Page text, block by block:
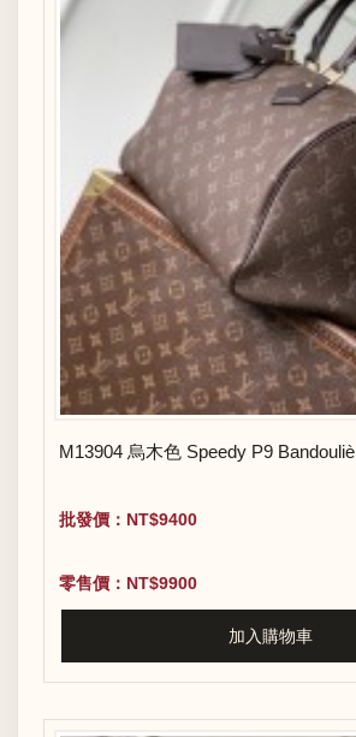
M13904 烏木色 Speedy P9
批發價：NT$9400
零售價：NT$9900
加入購物車